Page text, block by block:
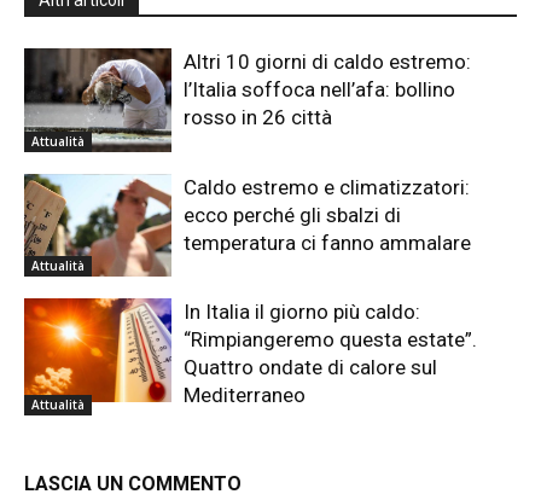
Attualità
Altri 10 giorni di caldo estremo:
l’Italia soffoca nell’afa: bollino
rosso in 26 città
Attualità
Caldo estremo e climatizzatori:
ecco perché gli sbalzi di
temperatura ci fanno ammalare
Attualità
In Italia il giorno più caldo:
“Rimpiangeremo questa estate”.
Quattro ondate di calore sul
Mediterraneo
LASCIA UN COMMENTO